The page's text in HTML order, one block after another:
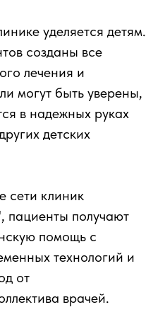
уделяется детям.
созданы все
лечения и
могут быть уверены,
в надежных руках
детских
сети клиник
получают
помощь с
технологий и
от
врачей.